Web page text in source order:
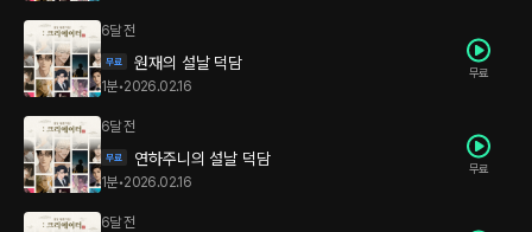
6달 전
원재의 설날 덕담
1분•2026.02.16
무료
6달 전
연하주니의 설날 덕담
1분•2026.02.16
무료
6달 전